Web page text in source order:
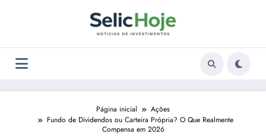
Página inicial
Ações
Fundo de Dividendos ou Carteira Própria? O Que Realmente
Compensa em 2026